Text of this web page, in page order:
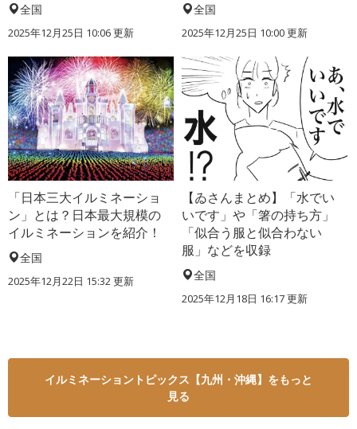
全国
2025年12月25日 10:06 更新
全国
2025年12月25日 10:00 更新
「日本三大イルミネーショ
ン」とは？日本最大規模の
イルミネーションを紹介！
全国
2025年12月22日 15:32 更新
【ゐさんまとめ】「水でい
いです」や「箸の持ち方」
「似合う服と似合わない
服」などを収録
全国
2025年12月18日 16:17 更新
イルミネーショントピックス【九州・沖縄】をもっと
見る